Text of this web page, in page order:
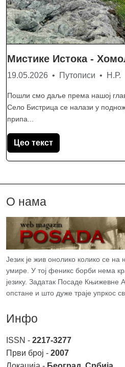
Мистике Истока -
19.05.2026 • Путописи • Н.Р.
Пошли смо даље према нашој
Село Бистрица се налази у
припа...
Цео текст
О нама
Језик је жив онолико колико се
умире. У тој феникс борби нема
језику. Задатак Посаде Књижевне
опстане и што дуже траје упркос
Инфо
ISSN - 2217-3277
Први број - 2007